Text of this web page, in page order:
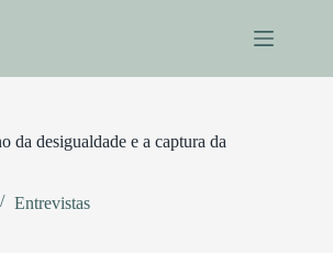
da desigualdade e a captura da
Entrevistas